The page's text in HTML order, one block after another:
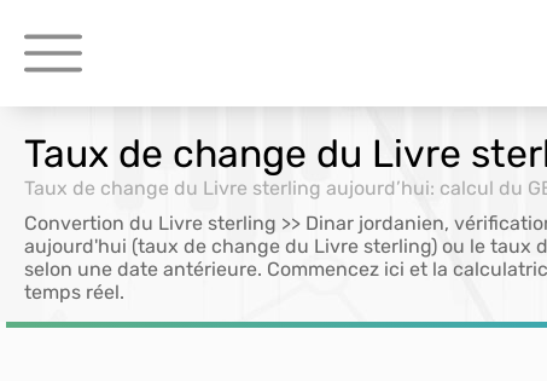
Taux de change du Livre
Taux de change du Livre sterling aujourd’hui: calcul du
Convertion du Livre sterling >> Dinar jordanien,
aujourd'hui (taux de change du Livre sterling) ou le taux
selon une date antérieure. Commencez ici et la
temps réel.